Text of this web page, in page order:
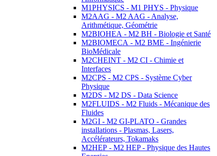
M1PHYSICS - M1 PHYS - Physique
M2AAG - M2 AAG - Analyse,
Arithmétique, Géométrie
M2BIOHEA - M2 BH - Biologie et Santé
M2BIOMECA - M2 BME - Ingénierie
BioMédicale
M2CHEINT - M2 CI - Chimie et
Interfaces
M2CPS - M2 CPS - Système Cyber
Physique
M2DS - M2 DS - Data Science
M2FLUIDS - M2 Fluids - Mécanique des
Fluides
M2GI - M2 GI-PLATO - Grandes
installations - Plasmas, Lasers,
Accélérateurs, Tokamaks
M2HEP - M2 HEP - Physique des Hautes